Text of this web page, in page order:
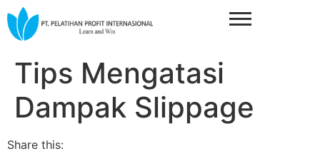
Tips Mengatasi
Dampak Slippage
Share this: